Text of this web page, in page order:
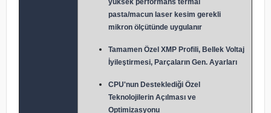
yüksek performans termal
pasta/macun laser kesim gerekli
mikron ölçütünde uygulanır
Tamamen Özel XMP Profili, Bellek Voltaj
İyileştirmesi, Parçaların Gen. Ayarları
CPU'nun Desteklediği Özel
Teknolojilerin Açılması ve
Optimizasyonu